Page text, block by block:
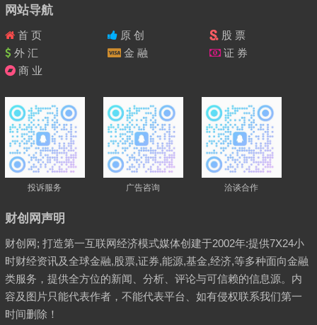
网站导航
首 页 原 创
股 票
外 汇
金 融
证 券
商 业
投诉服务 广告咨询 洽谈合作
财创网声明
财创网; 打造第一互联网经济模式媒体创建于2002年:提供7X24小
时财经资讯及全球金融,股票,证券,能源,基金,经济,等多种面向金融
类服务，提供全方位的新闻、分析、评论与可信赖的信息源。内
容及图片只能代表作者，不能代表平台、如有侵权联系我们第一
时间删除！